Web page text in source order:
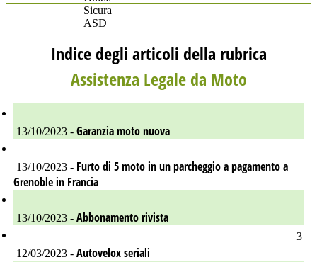
Indice degli articoli della rubrica
Assistenza Legale da Moto
13/10/2023 - Garanzia moto nuova
13/10/2023 - Furto di 5 moto in un parcheggio a pagamento a
Grenoble in Francia
13/10/2023 - Abbonamento rivista
3
12/03/2023 - Autovelox seriali